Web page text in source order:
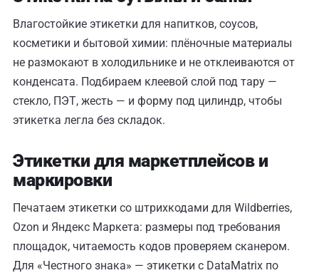
Влагостойкие этикетки для напитков, соусов,
косметики и бытовой химии: плёночные материалы
не размокают в холодильнике и не отклеиваются от
конденсата. Подбираем клеевой слой под тару —
стекло, ПЭТ, жесть — и форму под цилиндр, чтобы
этикетка легла без складок.
Этикетки для маркетплейсов и
маркировки
Печатаем этикетки со штрихкодами для Wildberries,
Ozon и Яндекс Маркета: размеры под требования
площадок, читаемость кодов проверяем сканером.
Для «Честного знака» — этикетки с DataMatrix по